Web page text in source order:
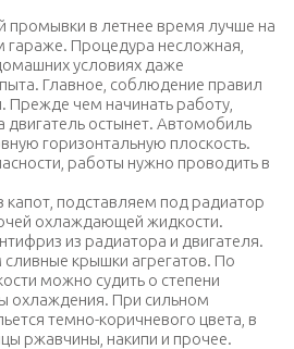
промывки в летнее время лучше на
гараже. Процедура несложная,
условиях даже
Главное, соблюдение правил
Прежде чем начинать работу,
двигатель остынет. Автомобиль
горизонтальную плоскость.
работы нужно проводить в
подставляем под радиатор
охлаждающей жидкости.
из радиатора и двигателя.
крышки агрегатов. По
можно судить о степени
охлаждения. При сильном
темно-коричневого цвета, в
ржавчины, накипи и прочее.